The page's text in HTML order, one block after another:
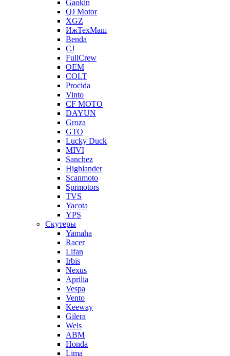
Gaokin
QJ Motor
XGZ
ИжТехМаш
Benda
CJ
FullCrew
OEM
COLT
Procida
Vinto
CF MOTO
DAYUN
Groza
GTO
Lucky Duck
MIVI
Sanchez
Highlander
Scanmoto
Sprmotors
TVS
Yacota
YPS
Скутеры
Yamaha
Racer
Lifan
Irbis
Nexus
Aprilia
Vespa
Vento
Keeway
Gilera
Wels
ABM
Honda
Lima